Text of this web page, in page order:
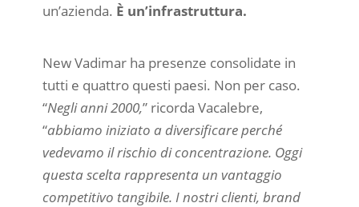
un’azienda. È un’infrastruttura.
New Vadimar ha presenze consolidate in
tutti e quattro questi paesi. Non per caso.
“Negli anni 2000,” ricorda Vacalebre,
“abbiamo iniziato a diversificare perché
vedevamo il rischio di concentrazione. Oggi
questa scelta rappresenta un vantaggio
competitivo tangibile. I nostri clienti, brand